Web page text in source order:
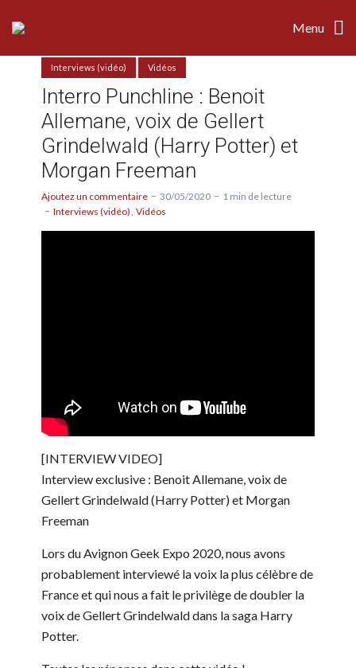
Menu
Interviews (vidéo) Vidéos
Interro Punchline : Benoit
Allemane, voix de Gellert
Grindelwald (Harry Potter) et
Morgan Freeman
Ajoutez un commentaire 30/05/2020
1 min de lecture
Interviews (vidéo) Vidéos
[INTERVIEW VIDEO]
Interview exclusive : Benoit Allemane, voix de
Gellert Grindelwald (Harry Potter) et Morgan
Freeman
Lors du Avignon Geek Expo 2020, nous avons
probablement interviewé la voix la plus célèbre de
France et qui nous a fait le privilège de doubler la
voix de Gellert Grindelwald dans la saga Harry
Potter.